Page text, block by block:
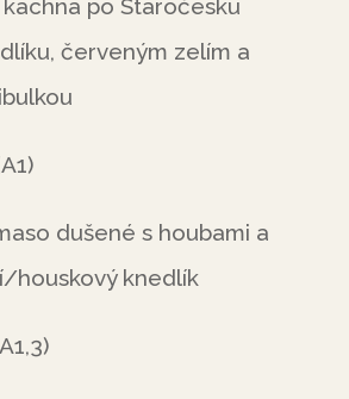
po Staročesku
červeným zelím a
dušené s houbami a
houskový knedlík